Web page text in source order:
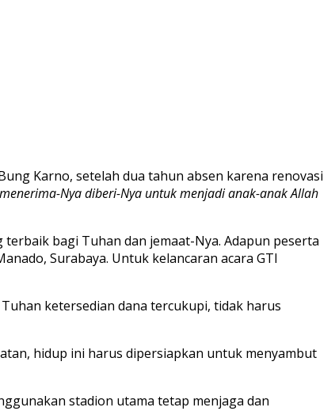
Karno, setelah dua tahun absen karena renovasi
Nya diberi-Nya untuk menjadi anak-anak Allah
bagi Tuhan dan jemaat-Nya. Adapun peserta
Surabaya. Untuk kelancaran acara GTI
ketersedian dana tercukupi, tidak harus
hidup ini harus dipersiapkan untuk menyambut
stadion utama tetap menjaga dan